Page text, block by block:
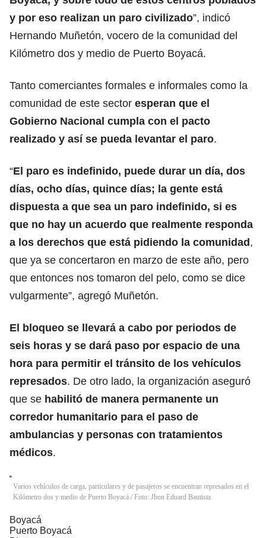
y por eso realizan un paro civilizado”, indicó
Hernando Muñetón, vocero de la comunidad del
Kilómetro dos y medio de Puerto Boyacá.
Tanto comerciantes formales e informales como la
comunidad de este sector esperan que el
Gobierno Nacional cumpla con el pacto
realizado y así se pueda levantar el paro.
“El paro es indefinido, puede durar un día, dos
días, ocho días, quince días; la gente está
dispuesta a que sea un paro indefinido, si es
que no hay un acuerdo que realmente responda
a los derechos que está pidiendo la comunidad,
que ya se concertaron en marzo de este año, pero
que entonces nos tomaron del pelo, como se dice
vulgarmente”, agregó Muñetón.
El bloqueo se llevará a cabo por periodos de
seis horas y se dará paso por espacio de una
hora para permitir el tránsito de los vehículos
represados. De otro lado, la organización aseguró
que se habilitó de manera permanente un
corredor humanitario para el paso de
ambulancias y personas con tratamientos
médicos.
Varios vehículos de carga, particulares y de pasajeros se encuentran represados en el
Kilómetro dos y medio de Puerto Boyacá / Foto: Jhon Eduard Bautista
Boyacá
Puerto Boyacá